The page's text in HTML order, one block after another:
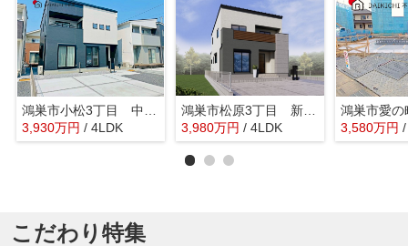
3,930万円 / 4LDK
鴻巣市松原3丁目 新築戸建 全9棟 7号棟
3,980万円 / 4LDK 3,580万円
こだわり特集